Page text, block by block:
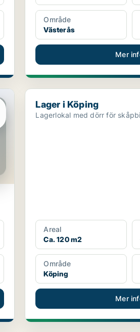
Område
Västerås
Mer
Lager i Köping
Lager i Köping
Lagerlokal med dörr för
Areal
Ca. 120 m2
Område
Köping
Mer